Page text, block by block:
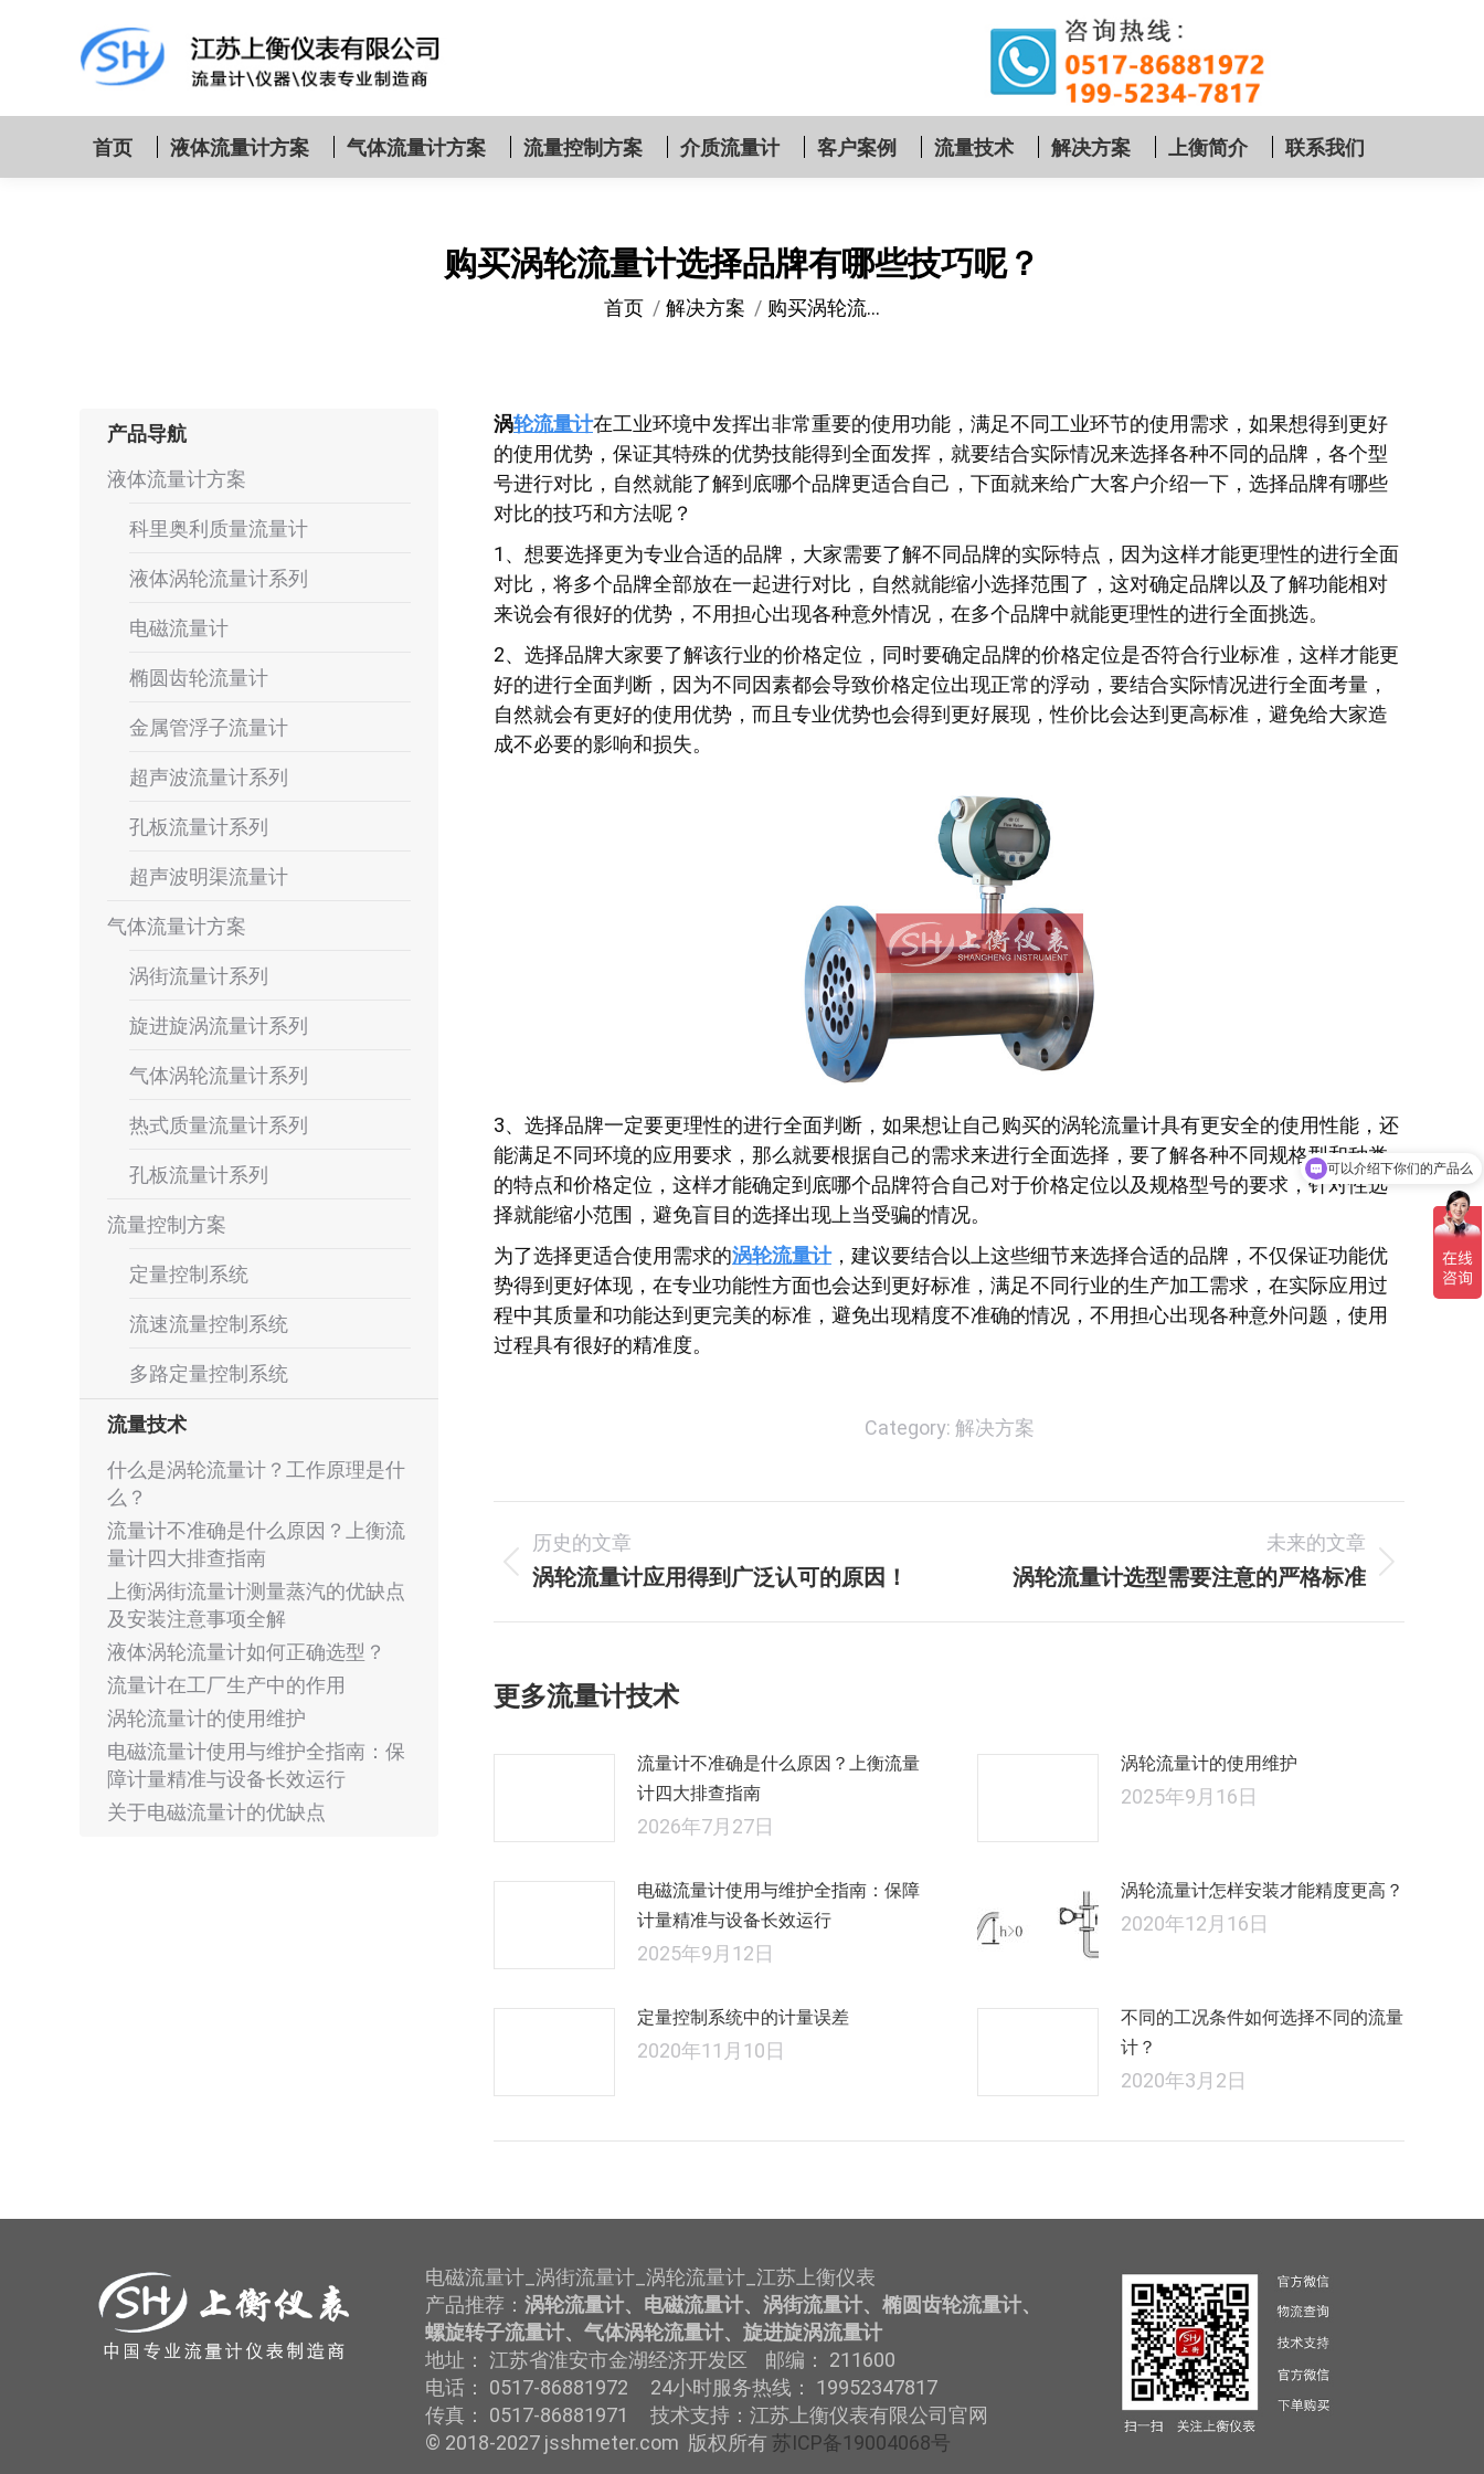
首页 液体流量计方案 气体流量计方案 流量控制方案 介质流量计 客户案例 流量技术 解决方案 上衡简介 联系我们
购买涡轮流量计选择品牌有哪些技巧呢？
您在这里：
首页 解决方案 购买涡轮流…
涡轮流量计在工业环境中发挥出非常重要的使用功能，满足不同工业环节的使用需求，如果想得到更好
的使用优势，保证其特殊的优势技能得到全面发挥，就要结合实际情况来选择各种不同的品牌，各个型
号进行对比，自然就能了解到底哪个品牌更适合自己，下面就来给广大客户介绍一下，选择品牌有哪些
对比的技巧和方法呢？
1、想要选择更为专业合适的品牌，大家需要了解不同品牌的实际特点，因为这样才能更理性的进行全面
对比，将多个品牌全部放在一起进行对比，自然就能缩小选择范围了，这对确定品牌以及了解功能相对
来说会有很好的优势，不用担心出现各种意外情况，在多个品牌中就能更理性的进行全面挑选。
2、选择品牌大家要了解该行业的价格定位，同时要确定品牌的价格定位是否符合行业标准，这样才能更
好的进行全面判断，因为不同因素都会导致价格定位出现正常的浮动，要结合实际情况进行全面考量，
自然就会有更好的使用优势，而且专业优势也会得到更好展现，性价比会达到更高标准，避免给大家造
成不必要的影响和损失。
3、选择品牌一定要更理性的进行全面判断，如果想让自己购买的涡轮流量计具有更安全的使用性能，还
能满足不同环境的应用要求，那么就要根据自己的需求来进行全面选择，要了解各种不同规格型和种类
的特点和价格定位，这样才能确定到底哪个品牌符合自己对于价格定位以及规格型号的要求，针对性选
择就能缩小范围，避免盲目的选择出现上当受骗的情况。
为了选择更适合使用需求的涡轮流量计，建议要结合以上这些细节来选择合适的品牌，不仅保证功能优
势得到更好体现，在专业功能性方面也会达到更好标准，满足不同行业的生产加工需求，在实际应用过
程中其质量和功能达到更完美的标准，避免出现精度不准确的情况，不用担心出现各种意外问题，使用
过程具有很好的精准度。
Category: 解决方案
章
导
历史的文章
历
章：
涡轮流量计应用得到广泛认可的原因！
未来的文章
涡轮流量计选型需要注意的严格标准
更多流量计技术
流量计不准确是什么原因？上衡流量
计四大排查指南
2026年7月27日
涡轮流量计的使用维护
2025年9月16日
电磁流量计使用与维护全指南：保障
计量精准与设备长效运行
2025年9月12日
涡轮流量计怎样安装才能精度更高？
2020年12月16日
定量控制系统中的计量误差
2020年11月10日
不同的工况条件如何选择不同的流量
计？
2020年3月2日
产品导航
液体流量计方案
科里奥利质量流量计
液体涡轮流量计系列
电磁流量计
椭圆齿轮流量计
金属管浮子流量计
超声波流量计系列
孔板流量计系列
超声波明渠流量计
气体流量计方案
涡街流量计系列
旋进旋涡流量计系列
气体涡轮流量计系列
热式质量流量计系列
孔板流量计系列
流量控制方案
定量控制系统
流速流量控制系统
多路定量控制系统
流量技术
什么是涡轮流量计？工作原理是什
么？
流量计不准确是什么原因？上衡流
量计四大排查指南
上衡涡街流量计测量蒸汽的优缺点
及安装注意事项全解
液体涡轮流量计如何正确选型？
流量计在工厂生产中的作用
涡轮流量计的使用维护
电磁流量计使用与维护全指南：保
障计量精准与设备长效运行
关于电磁流量计的优缺点
电磁流量计_涡街流量计_涡轮流量计_江苏上衡仪表
产品推荐： 涡轮流量计、电磁流量计、涡街流量计、椭圆齿轮流量计、
螺旋转子流量计、气体涡轮流量计、旋进旋涡流量计
地址： 江苏省淮安市金湖经济开发区 邮编： 211600
电话： 0517-86881972 24小时服务热线： 19952347817
传真： 0517-86881971 技术支持：江苏上衡仪表有限公司官网
© 2018-2027 jsshmeter.com 版权所有 苏ICP备19004068号
可以介绍下你们的产品么
你们是怎么收费的呢